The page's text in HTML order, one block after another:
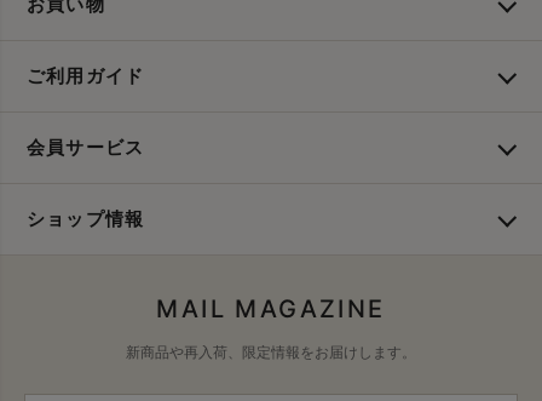
ご利用ガイド
会員サービス
ショップ情報
MAIL MAGAZINE
新商品や再入荷、限定情報をお届けします。